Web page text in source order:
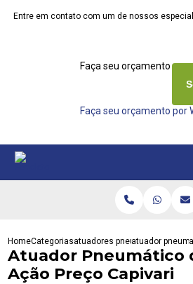
Entre em contato com um de nossos
Faça seu orçamento
Faça seu orçamento por
HomeCategoriasatuadores pneumaticos
atuador
Atuador Pneumático
Ação Preço Capivari